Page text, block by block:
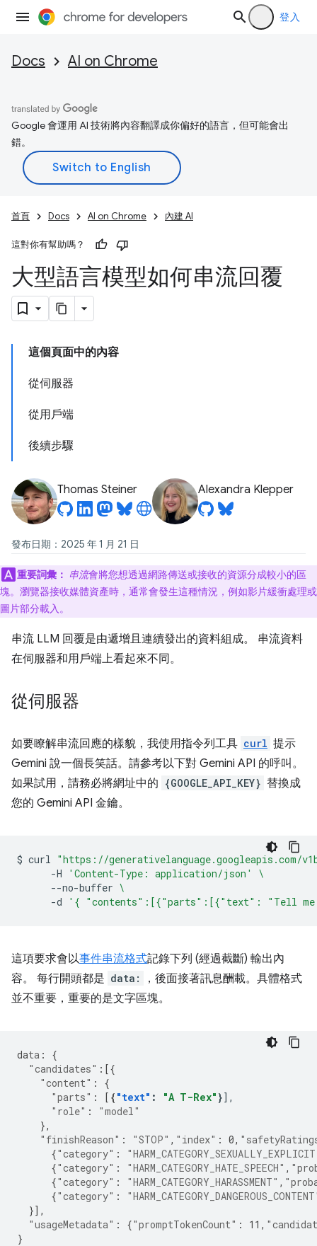
登入
Docs AI on Chrome
Google 會運用 AI 技術將內容翻譯成你偏好的語言，但可能會出
錯。
首頁 Docs AI on Chrome 內建 AI
這對你有幫助嗎？
大型語言模型如何串流回覆
這個頁面中的內容
從伺服器
從用戶端
後續步驟
Thomas Steiner Alexandra Klepper
發布日期：2025 年 1 月 21 日
重要詞彙： 串流會將您想透過網路傳送或接收的資源分成較小的區
塊。瀏覽器接收媒體資產時，通常會發生這種情況，例如影片緩衝處理或
圖片部分載入。
串流 LLM 回覆是由遞增且連續發出的資料組成。 串流資料
在伺服器和用戶端上看起來不同。
從伺服器
如要瞭解串流回應的樣貌，我使用指令列工具 curl 提示
Gemini 說一個長笑話。請參考以下對 Gemini API 的呼叫。
如果試用，請務必將網址中的 {GOOGLE_API_KEY} 替換成
您的 Gemini API 金鑰。
$ curl "https://generativelanguage.googleapis.com/
-H
'Content-Type: application/json'
\
--no-buffer \
-d
'{ "contents":[{"parts":[{"text": "Tell
這項要求會以事件串流格式記錄下列 (經過截斷) 輸出內
容。 每行開頭都是 data:
，後面接著訊息酬載。具體格式
並不重要，重要的是文字區塊。
data :
{
"candidates" :[{
"content" :
{
"parts" : [ { "text" : "A T-Rex" }
"role" :
"model"
},
"finishReason" : "STOP" , "index" : 0,
{"category" :
{"category" : "HARM_CATEGORY_HATE_SPEECH" ,
{"category" : "HARM_CATEGORY_HARASSMENT" ,
{"category" :
}],
"usageMetadata" : {"promptTokenCount" : 11 ,
}